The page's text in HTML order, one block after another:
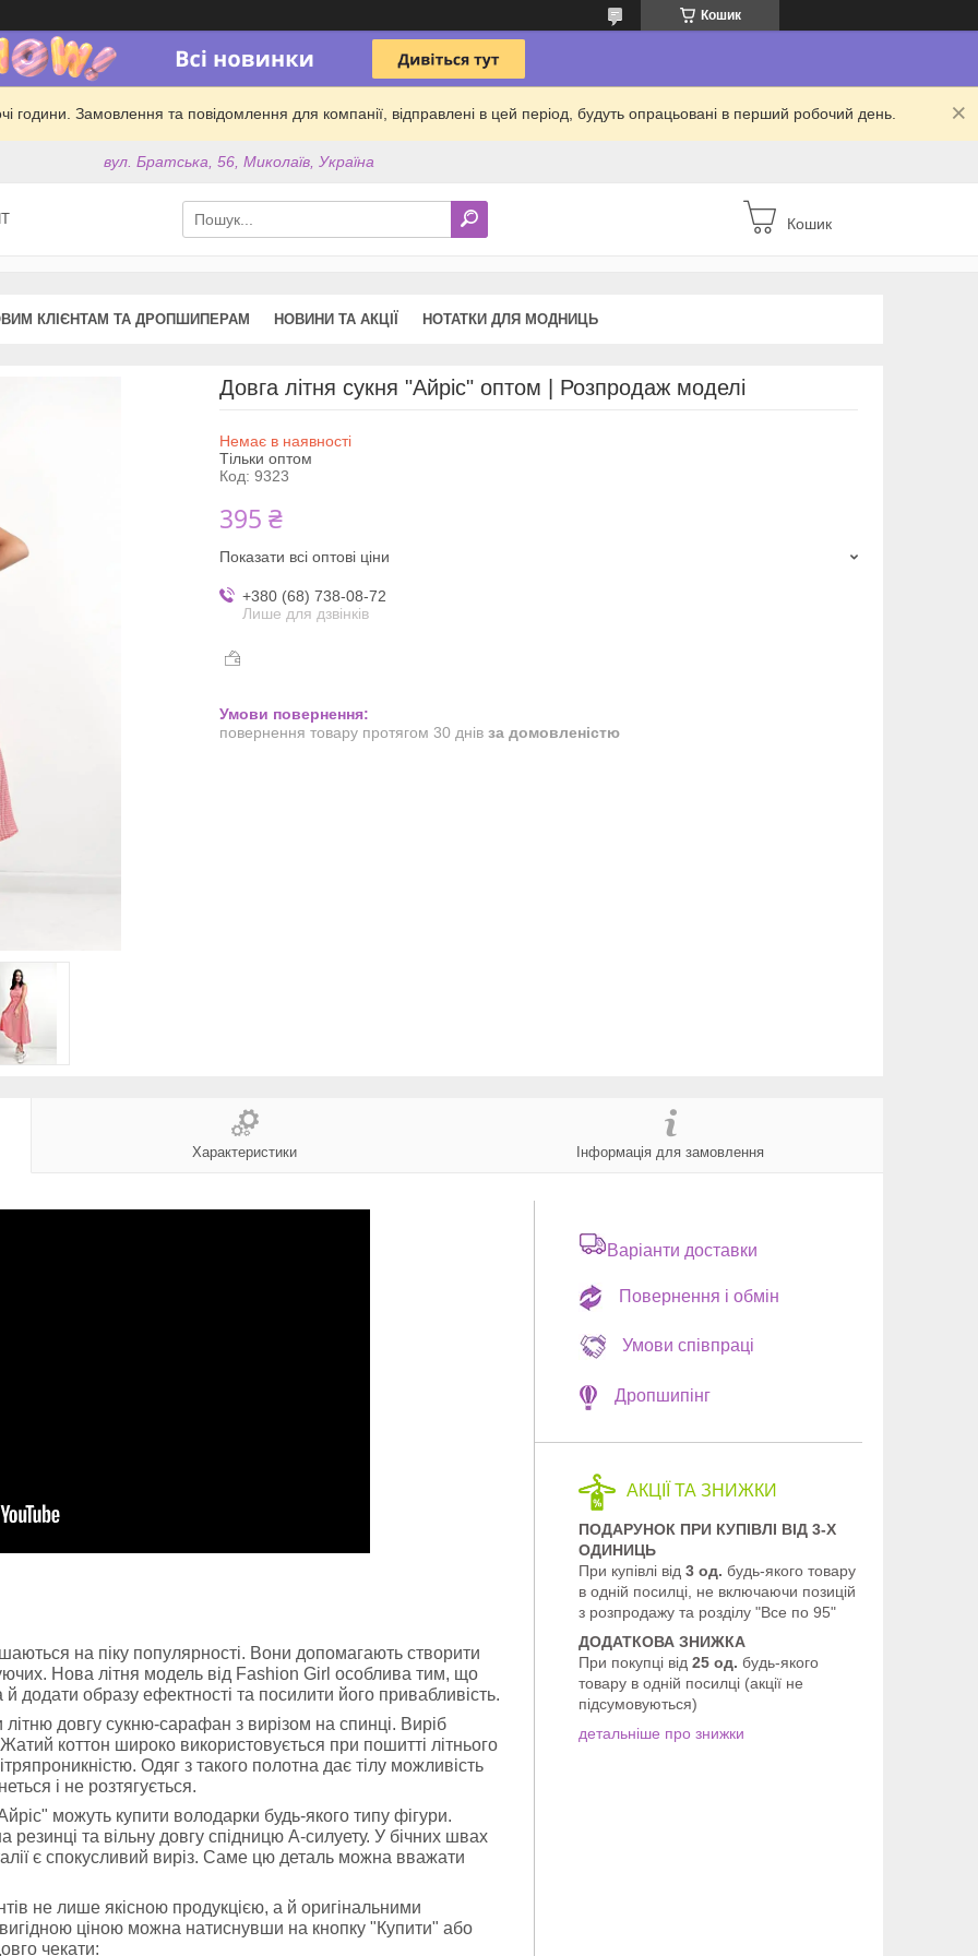
Кошик
години. Замовлення та повідомлення для компанії, відправлені в цей період, будуть опрацьовані в перший робочий день.
вул. Братська, 56, Миколаїв, Україна
Кошик
КЛІЄНТАМ ТА ДРОПШИПЕРАМ НОВИНИ ТА АКЦІЇ НОТАТКИ ДЛЯ МОДНИЦЬ
Довга літня сукня "Айріс" оптом | Розпродаж моделі
Немає в наявності
Тільки оптом
Код: 9323
395 ₴
Показати всі оптові ціни
+380 (68) 738-08-72
Лише для дзвінків
повернення товару протягом 30 днів за домовленістю
Характеристики Інформація для замовлення
на піку популярності. Вони допомагають створити
Нова літня модель від Fashion Girl особлива тим, що
й додати образу ефектності та посилити його привабливість.
довгу сукню-сарафан з вирізом на спинці. Виріб
коттон широко використовується при пошитті літнього
Одяг з такого полотна дає тілу можливість
і не розтягується.
можуть купити володарки будь-якого типу фігури.
резинці та вільну довгу спідницю А-силуету. У бічних швах
є спокусливий виріз. Саме цю деталь можна вважати
не лише якісною продукцією, а й оригінальними
ціною можна натиснувши на кнопку "Купити" або
чекати:
Варіанти доставки
Повернення і обмін
Умови співпраці
Дропшипінг
АКЦІЇ ТА ЗНИЖКИ
ПОДАРУНОК ПРИ КУПІВЛІ ВІД 3-Х
ОДИНИЦЬ
При купівлі від 3 од. будь-якого товару
в одній посилці, не включаючи позицій
з розпродажу та розділу "Все по 95"
ДОДАТКОВА ЗНИЖКА
При покупці від 25 од. будь-якого
товару в одній посилці (акції не
підсумовуються)
детальніше про знижки